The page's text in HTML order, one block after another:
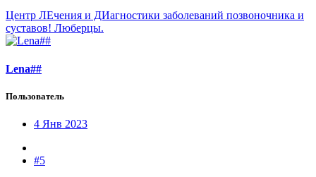
Центр ЛЕчения и ДИагностики заболеваний позвоночника и
суставов! Люберцы.
Lena##
Пользователь
4 Янв 2023
#5